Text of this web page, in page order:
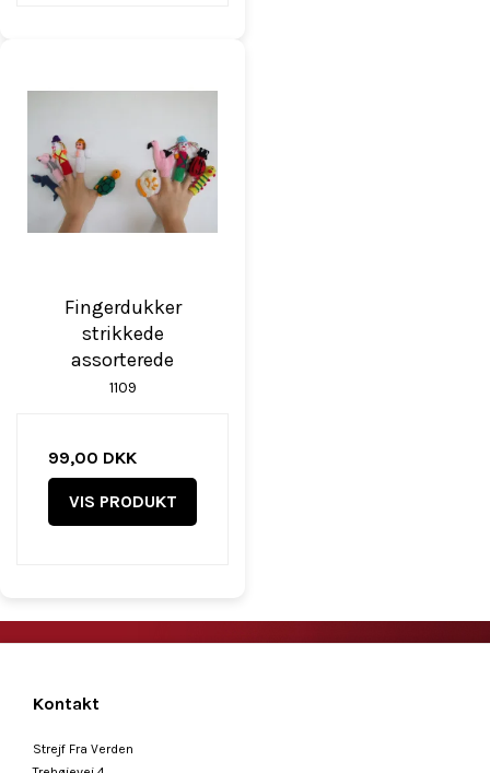
Fingerdukker
strikkede
assorterede
1109
99,00 DKK
VIS PRODUKT
Kontakt
Strejf Fra Verden